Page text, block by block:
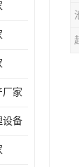
厂家
设备